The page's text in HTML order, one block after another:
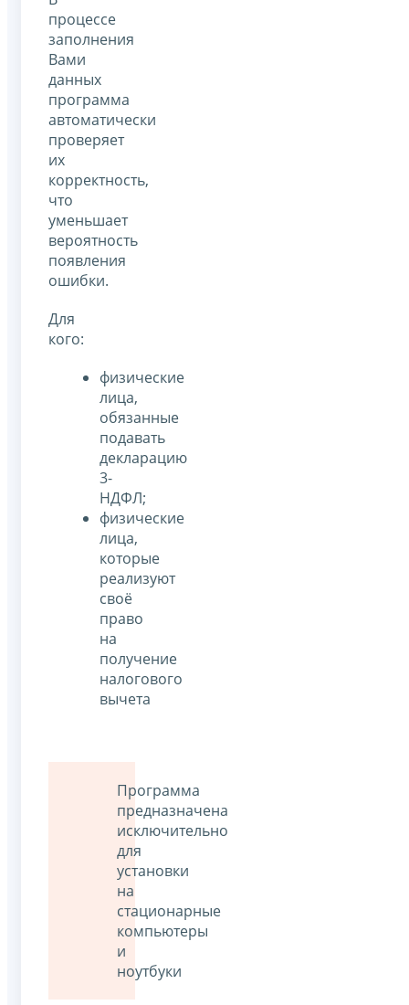
процессе
заполнения
Вами
данных
программа
автоматически
проверяет
их
корректность,
что
уменьшает
вероятность
появления
ошибки.
Для
кого:
физические
лица,
обязанные
подавать
декларацию
3-
НДФЛ;
физические
лица,
которые
реализуют
своё
право
на
получение
налогового
вычета
Программа
предназначена
исключительно
для
установки
на
стационарные
компьютеры
и
ноутбуки